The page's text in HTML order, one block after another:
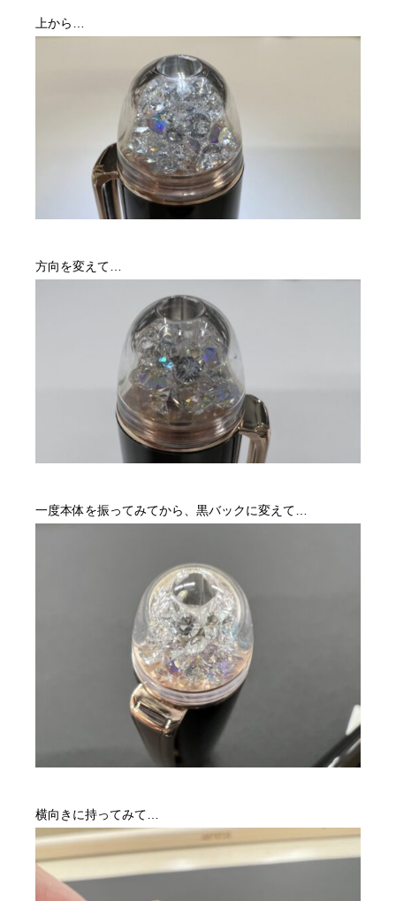
上から…
方向を変えて…
一度本体を振ってみてから、黒バックに変えて…
横向きに持ってみて…